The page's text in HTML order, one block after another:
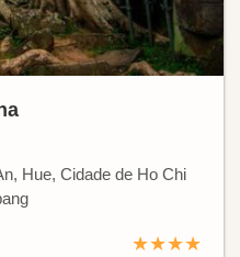
Hue, Cidade de Ho Chi
★★★★